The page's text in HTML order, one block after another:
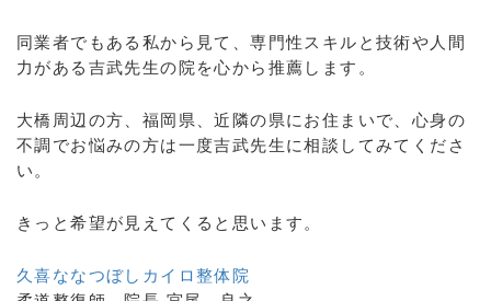
同業者でもある私から見て、専門性スキルと技術や人間
力がある吉武先生の院を心から推薦します。
大橋周辺の方、福岡県、近隣の県にお住まいで、心身の
不調でお悩みの方は一度吉武先生に相談してみてくださ
い。
きっと希望が見えてくると思います。
久喜ななつぼしカイロ整体院